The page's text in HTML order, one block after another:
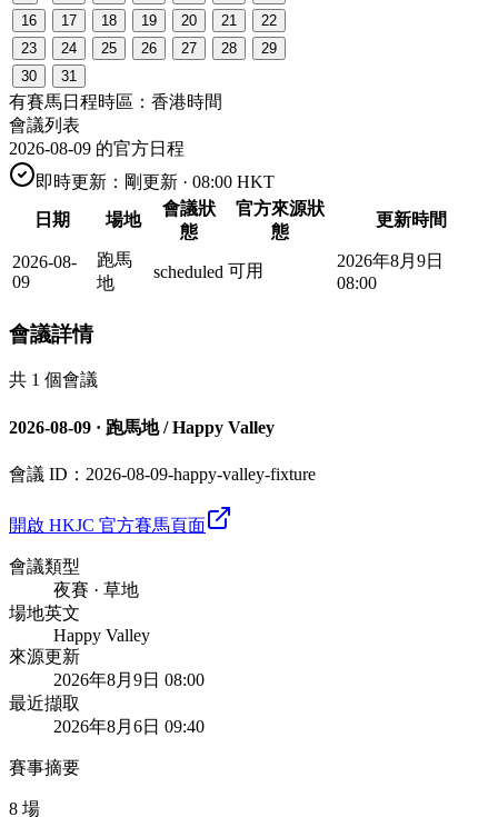
16
17 18 19 20 21
22
23
24 25 26 27 28
29
30
31
有賽馬日程時區：香港時間
會議列表
2026-08-09 的官方日程
即時更新： 剛更新 · 08:00 HKT
日期
場地
會議狀
態
官方來源狀
態
更新時間
2026-08-
09
跑馬
地
scheduled 可用
2026年8月9日
08:00
會議詳情
共 1 個會議
2026-08-09 · 跑馬地 / Happy Valley
會議 ID： 2026-08-09-happy-valley-fixture
開啟 HKJC 官方賽馬頁面
會議類型
夜賽 · 草地
場地英文
Happy Valley
來源更新
2026年8月9日 08:00
最近擷取
2026年8月6日 09:40
賽事摘要
8 場